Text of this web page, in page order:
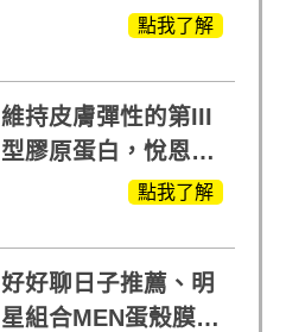
醣)關鍵配方，厲害其
點我了解
維持皮膚彈性的第III
型膠原蛋白，悅恩詩
給予寶寶般的肌膚感
點我了解
好好聊日子推薦、明
星組合MEN蛋殼膜